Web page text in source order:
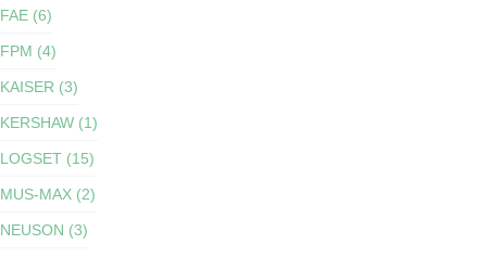
FAE (6)
FPM (4)
KAISER (3)
KERSHAW (1)
LOGSET (15)
MUS-MAX (2)
NEUSON (3)